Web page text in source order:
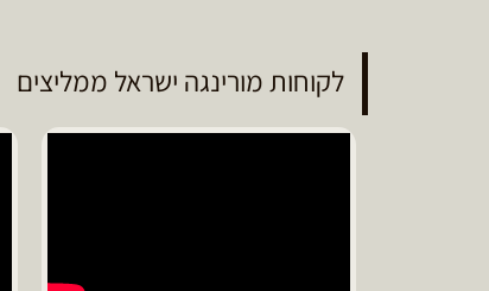
לקוחות מורינגה ישראל ממליצים